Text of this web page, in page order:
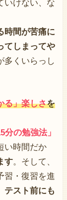
いけない、な
時間が苦痛に
てしまってや
多くいらっし
る」楽しさを
分の勉強法」
い時間だか
す。そして、
習・復習を進
テスト前にも